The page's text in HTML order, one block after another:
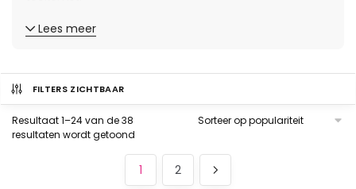
Lees meer
FILTERS ZICHTBAAR
Resultaat 1–24 van de 38
resultaten wordt getoond
populariteit
1 2